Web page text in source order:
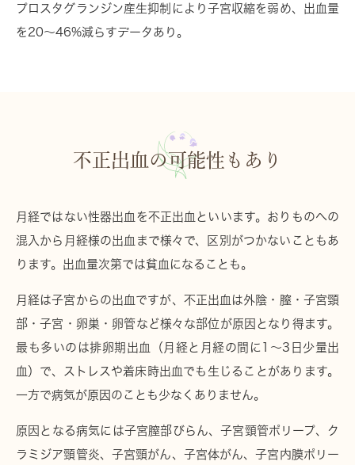
プロスタグランジン産生抑制により子宮収縮を弱め、出血量
を 20〜46%減らすデータあり。
不正出血の可能性もあり
月経ではない性器出血を不正出血 といいます。おりものへの
混入から月経様の出血まで様々で、区別がつかないこともあ
ります。出血量次第では貧血になることも。
月経は子宮からの出血ですが、不正出血は外陰・膣・子宮頸
部・子宮・卵巣・卵管 など様々な部位が原因となり得ます。
最も多いのは排卵期出血
（月経と月経の間に1〜3日少量出
血）で、ストレスや着床時出血でも生じることがあります。
一方で病気が原因のことも少なくありません。
原因となる病気には子宮膣部びらん、子宮頸管ポリープ、
ク
ラミジア頸管炎、 子宮頸がん 、 子宮体がん、子宮内膜ポリー